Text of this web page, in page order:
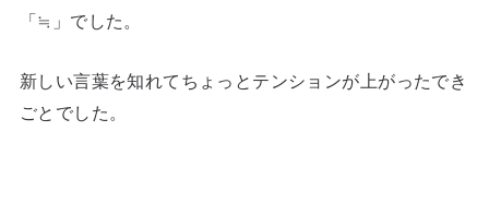
「≒」でした。
新しい言葉を知れてちょっとテンションが上がったでき
ごとでした。